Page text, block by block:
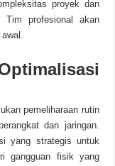
proyek dan
Tim profesional akan
pemeliharaan rutin
dan jaringan.
yang strategis untuk
gangguan fisik yang